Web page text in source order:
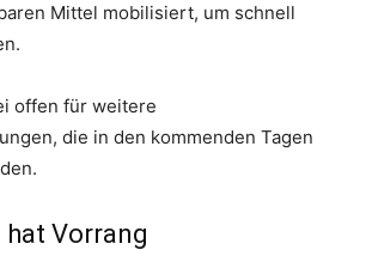
Mittel mobilisiert, um schnell
offen für weitere
die in den kommenden Tagen
Vorrang